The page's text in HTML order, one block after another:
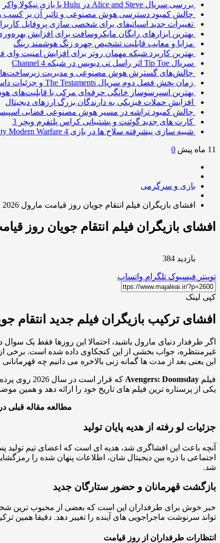
بررسی سریال Alice and Steve در Hulu با بازی نیکولا واکر
چالش کمبود دسترسی هوش مصنوعی و تاثیر آن بر کسب و
تغییرات جدید اسپاتیفای برای شخصی سازی پروفایل
بهترین ابزارهای رایگان مایکروسافت برای افزایش بهره‌وری
مزایا و معایب قابلیت تشخیص چهره زنگ هوشمند رینگ
بهترین کاربرد شبکه مهمان روتر برای افزایش امنیت وای
سریال Tip Toe اثر راسل تی دیویس در شبکه Channel 4
چالش‌های گسترش هوش مصنوعی و مدیریت
زمان پخش فصل دوم سریال The Testaments و جزئیات داستان
بهترین اسپرسوساز خانگی حرفه‌ای مرکی با قابلیت‌های
افزایش حملات فیزیکی به دارندگان بزرگ ارزهای دیجیتال
چالش کمبود تراشه در مسیر هوش مصنوعی فضایی
کارت های جدید گوئنت و پشتیبانی کراس پلتفرم ویچر 3
شبیه سازی پیشرفته سلاح ها در بازی Call of Duty Modern Warfare 4
11 ماه پیش 0
بازی و سرگرمی
افشای بازیگران فیلم انتقام جویان روز قیامت مارول 2026
افشای بازیگران فیلم انتقام جویان روز قیامت
بازدید 384
توییتر فیسبوک تلگرام واتساپ
کپی لینک
افشای ترکیب بازیگران فیلم جدید انتقام
اگر طرفدار دنیای مارول باشید، احتمالا این روزها فقط یک
غیرمنتظره، جواب بخشی از این کنجکاوی داده شده است. برخی
این یعنی بعد از مدت ها گمانه زنی بالاخره می دانیم چه قهرمانانی
فیلم Avengers: Doomsday
که قرار
یکی از پرستاره ترین فیلم های تاریخ خود را ارائه دهد و همین
مطالعه مقاله قبلی
جزئیات لو رفته از هدیه پایان تولید
آنچه باعث این افشاگری شد، هدیه ای است که اعضای تیم تولید
اجتماعی با ذره بین دیجیتال شان، اطلاعات پنهان شده را
شد.
بازگشت قهرمانان و حضور ستارگان جدید
خبر خوش برای طرفداران این است که بعضی از محبوب ترین
تواند سرنوشت ماجراجویی های آینده را تغییر دهد. دقیقا همین
انتظارات طرفداران از روز قیامت